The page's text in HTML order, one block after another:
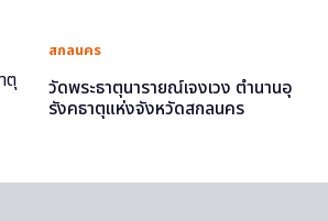
สกลนคร
วัดพระธาตุนารายณ์เจงเวง ตำนานอุ
รังคธาตุแห่งจังหวัดสกลนคร